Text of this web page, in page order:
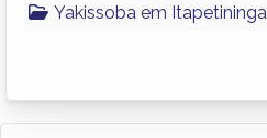
Yakissoba em Itapetininga